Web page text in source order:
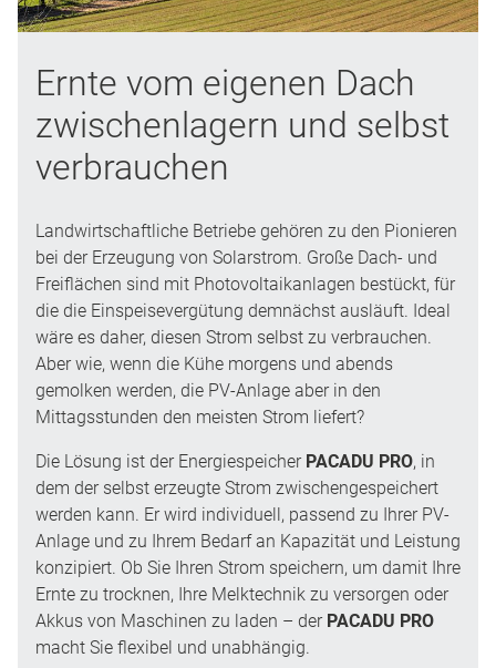
Ernte vom eigenen Dach
zwischenlagern und selbst
verbrauchen
Landwirtschaftliche Betriebe gehören zu den Pionieren
bei der Erzeugung von Solarstrom. Große Dach- und
Freiflächen sind mit Photovoltaikanlagen bestückt, für
die die Einspeisevergütung demnächst ausläuft. Ideal
wäre es daher, diesen Strom selbst zu verbrauchen.
Aber wie, wenn die Kühe morgens und abends
gemolken werden, die PV-Anlage aber in den
Mittagsstunden den meisten Strom liefert?
Die Lösung ist der Energiespeicher PACADU PRO, in
dem der selbst erzeugte Strom zwischengespeichert
werden kann. Er wird individuell, passend zu Ihrer PV-
Anlage und zu Ihrem Bedarf an Kapazität und Leistung
konzipiert. Ob Sie Ihren Strom speichern, um damit Ihre
Ernte zu trocknen, Ihre Melktechnik zu versorgen oder
Akkus von Maschinen zu laden – der PACADU PRO
macht Sie flexibel und unabhängig.